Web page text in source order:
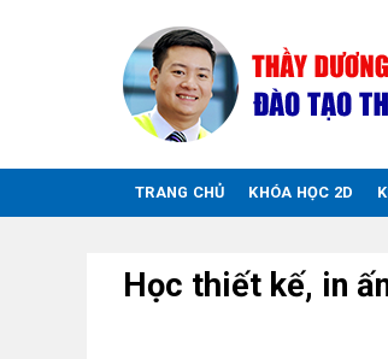
TRANG CHỦ KHÓA HỌC 2D
Học thiết kế, in